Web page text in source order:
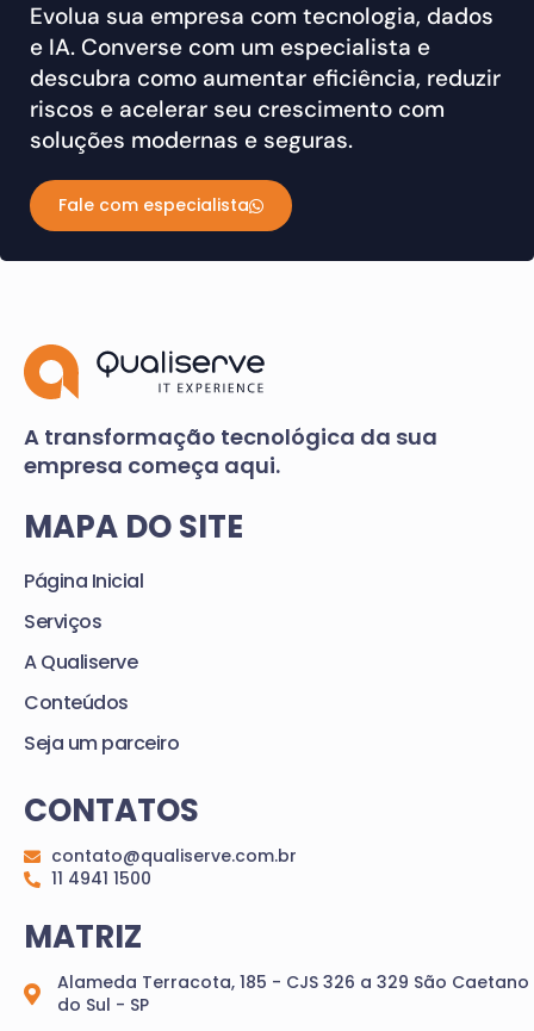
Evolua sua empresa com tecnologia, dados
e IA. Converse com um especialista e
descubra como aumentar eficiência, reduzir
riscos e acelerar seu crescimento com
soluções modernas e seguras.
Fale com especialista
A transformação tecnológica da sua
empresa começa aqui.
MAPA DO SITE
Página Inicial
Serviços
A Qualiserve
Conteúdos
Seja um parceiro
CONTATOS
contato@qualiserve.com.br
11 4941 1500
MATRIZ
Alameda Terracota, 185 - CJS 326 a 329 São Caetano
do Sul - SP